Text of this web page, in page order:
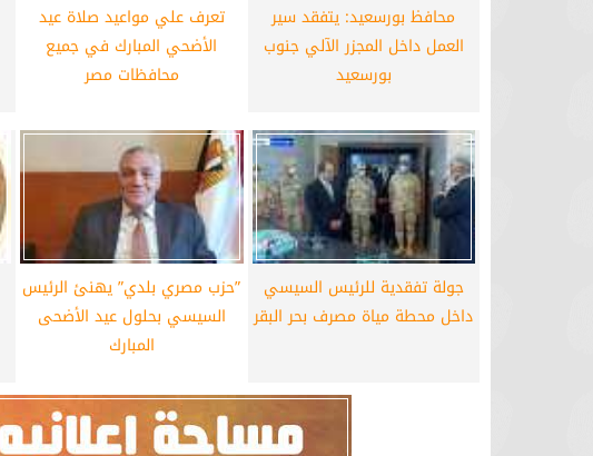
محافظ بورسعيد: يتفقد سير
العمل داخل المجزر الآلي جنوب
بورسعيد
تعرف علي مواعيد صلاة عيد
الأضحي المبارك في جميع
محافظات مصر
جولة تفقدية للرئيس السيسي
داخل محطة مياة مصرف بحر البقر
”حزب مصري بلدي” يهنئ الرئيس
السيسي بحلول عيد الأضحى
المبارك